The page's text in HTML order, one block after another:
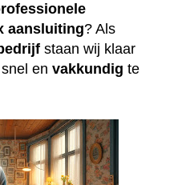
aansluiting? Als
staan wij klaar
en vakkundig te